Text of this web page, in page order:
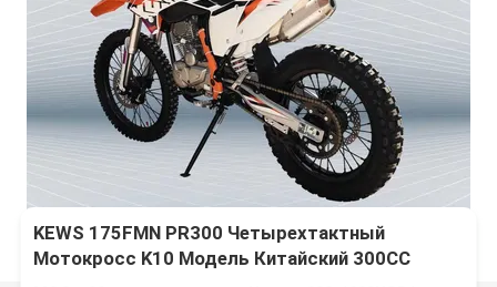
KEWS 175FMN PR300 Четырехтактный
Мотокросс K10 Модель Китайский 300CC